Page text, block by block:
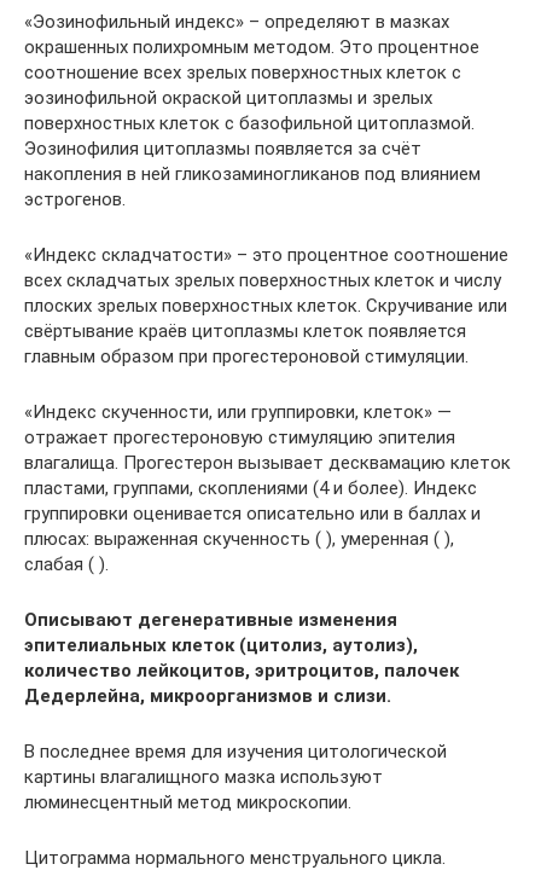
«Эозинофильный индекс» – определяют в мазках
окрашенных полихромным методом. Это процентное
соотношение всех зрелых поверхностных клеток с
эозинофильной окраской цитоплазмы и зрелых
поверхностных клеток с базофильной цитоплазмой.
Эозинофилия цитоплазмы появляется за счёт
накопления в ней гликозаминогликанов под влиянием
эстрогенов.
«Индекс складчатости» – это процентное соотношение
всех складчатых зрелых поверхностных клеток и числу
плоских зрелых поверхностных клеток. Скручивание или
свёртывание краёв цитоплазмы клеток появляется
главным образом при прогестероновой стимуляции.
«Индекс скученности, или группировки, клеток» —
отражает прогестероновую стимуляцию эпителия
влагалища. Прогестерон вызывает десквамацию клеток
пластами, группами, скоплениями (4 и более). Индекс
группировки оценивается описательно или в баллах и
плюсах: выраженная скученность ( ), умеренная ( ),
слабая ( ).
Описывают дегенеративные изменения
эпителиальных клеток (цитолиз, аутолиз),
количество лейкоцитов, эритроцитов, палочек
Дедерлейна, микроорганизмов и слизи.
В последнее время для изучения цитологической
картины влагалищного мазка используют
люминесцентный метод микроскопии.
Цитограмма нормального менструального цикла.